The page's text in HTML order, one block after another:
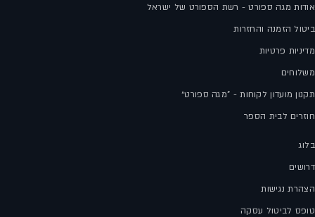
אודות מגה ספורט - רשת הספורט של ישראל
ביטול הזמנה והחזרות
מדיניות פרטיות
משלוחים
תקנון מועדון לקוחות - "מגה ספורט״
חוזרים לבית הספר
בלוג
דרושים
הצהרת נגישות
טופס לביטול עסקה